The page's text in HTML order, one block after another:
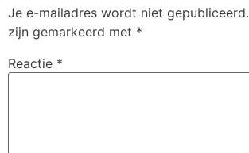
Je e-mailadres wordt niet gepubliceerd.
zijn gemarkeerd met *
Reactie *